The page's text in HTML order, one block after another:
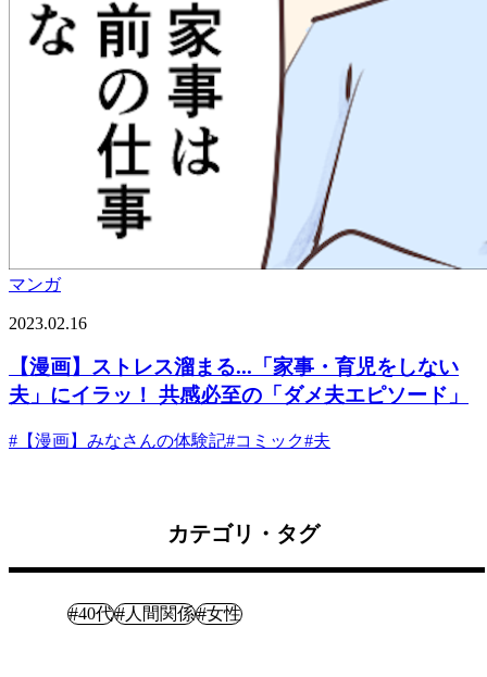
マンガ
2023.02.16
【漫画】ストレス溜まる...「家事・育児をしない
夫」にイラッ！ 共感必至の「ダメ夫エピソード」
# 【漫画】みなさんの体験記#コミック#夫
カテゴリ・タグ
#40代#人間関係#女性